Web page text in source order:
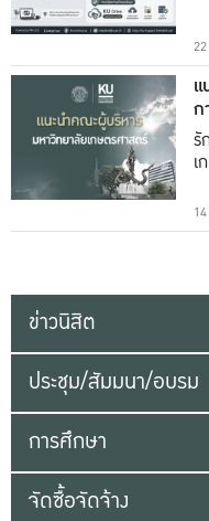
ก
ธ
รั
เ
ข่าวนิสิต
ประชุม/สัมมนา/อบรม
การศึกษา
จัดซื้อจัดจ้าง